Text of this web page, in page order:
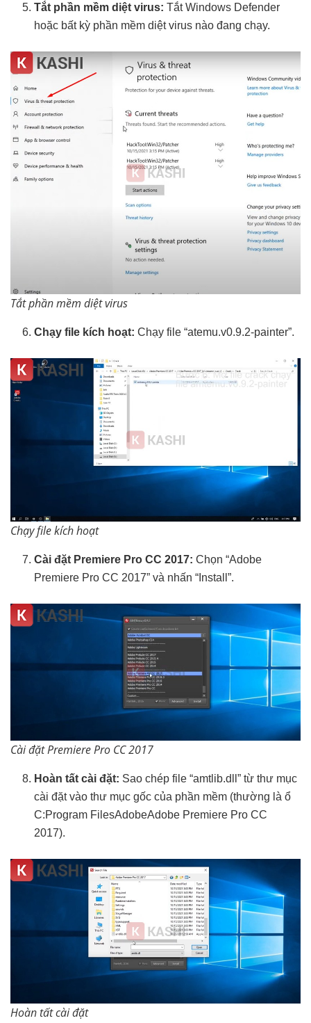
Tắt phần mềm diệt virus: Tắt Windows Defender
hoặc bất kỳ phần mềm diệt virus nào đang chạy.
Tắt phần mềm diệt virus
Chạy file kích hoạt: Chạy file “atemu.v0.9.2-painter”.
Chạy file kích hoạt
Cài đặt Premiere Pro CC 2017: Chọn “Adobe
Premiere Pro CC 2017” và nhấn “Install”.
Cài đặt Premiere Pro CC 2017
Hoàn tất cài đặt: Sao chép file “amtlib.dll” từ thư mục
cài đặt vào thư mục gốc của phần mềm (thường là ổ
C:Program FilesAdobeAdobe Premiere Pro CC
2017).
Hoàn tất cài đặt